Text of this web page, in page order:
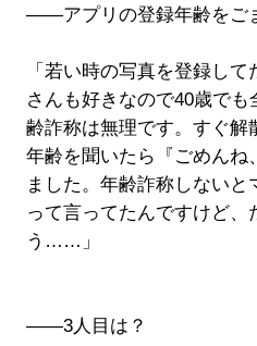
――アプリの登録年齢をご
「若い時の写真を登録し
さんも好きなので40歳で
齢詐称は無理です。すぐ解
年齢を聞いたら『ごめんね
ました。年齢詐称しないと
って言ってたんですけど、
う……」
――3人目は？